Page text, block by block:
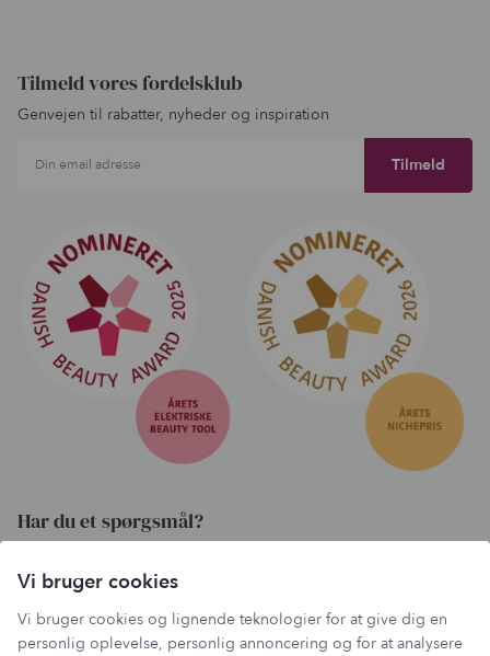
Har du et spørgsmål?
kundeservice@lantzcph.com
Telefon & mail besvares I tidsrummet:
Mandag, Onsdag & Fredag: 09.00 – 14.00
Tilmeld vores fordelsklub
Genvejen til rabatter, nyheder og inspiration
Din email adresse
Vi bruger cookies
Vi bruger cookies og lignende teknologier for at give dig en
personlig oplevelse, personlig annoncering og for at analysere